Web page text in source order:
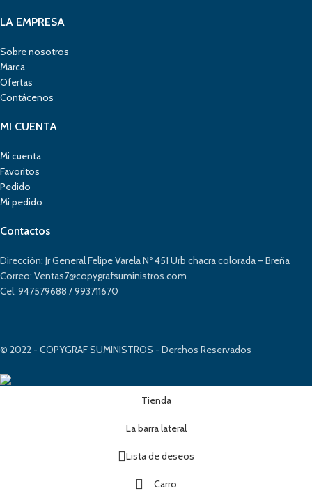
LA EMPRESA
Sobre nosotros
Marca
Ofertas
Contácenos
MI CUENTA
Mi cuenta
Favoritos
Pedido
Mi pedido
Contactos
Dirección: Jr General Felipe Varela Nº 451 Urb chacra colorada – Breña
Correo: Ventas7@copygrafsuministros.com
Cel: 947579688 / 993711670
© 2022 - COPYGRAF SUMINISTROS - Derchos Reservados
Tienda
La barra lateral
Lista de deseos
Carro